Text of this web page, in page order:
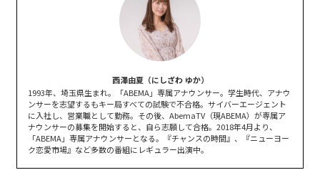
西澤由夏（にしざわ ゆか）
1993年、埼玉県生まれ。「ABEMA」専属アナウンサー。学生時代、アナウ
ンサーを志望するもキー局すべての試験で不合格。サイバーエージェント
に入社し、営業職として勤務。その後、AbemaTV（現ABEMA）が専属ア
ナウンサーの募集を開始すると、自ら志願して合格。2018年4月より、
「ABEMA」専属アナウンサーとなる。『チャンスの時間』、『ニューヨー
ク恋愛市場』など多数の番組にレギュラー出演中。